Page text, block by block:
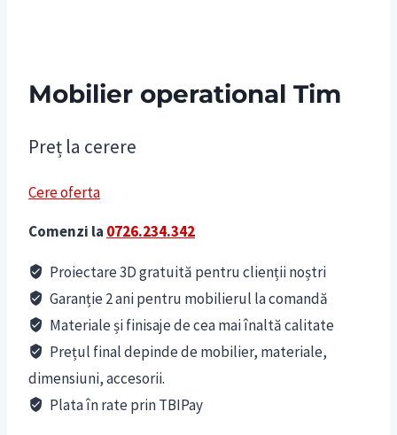
Mobilier operational Tim
Preț la cerere
Cere oferta
Comenzi la 0726.234.342
Proiectare 3D gratuită pentru clienții noștri
Garanție 2 ani pentru mobilierul la comandă
Materiale și finisaje de cea mai înaltă calitate
Prețul final depinde de mobilier, materiale,
dimensiuni, accesorii.
Plata în rate prin TBIPay